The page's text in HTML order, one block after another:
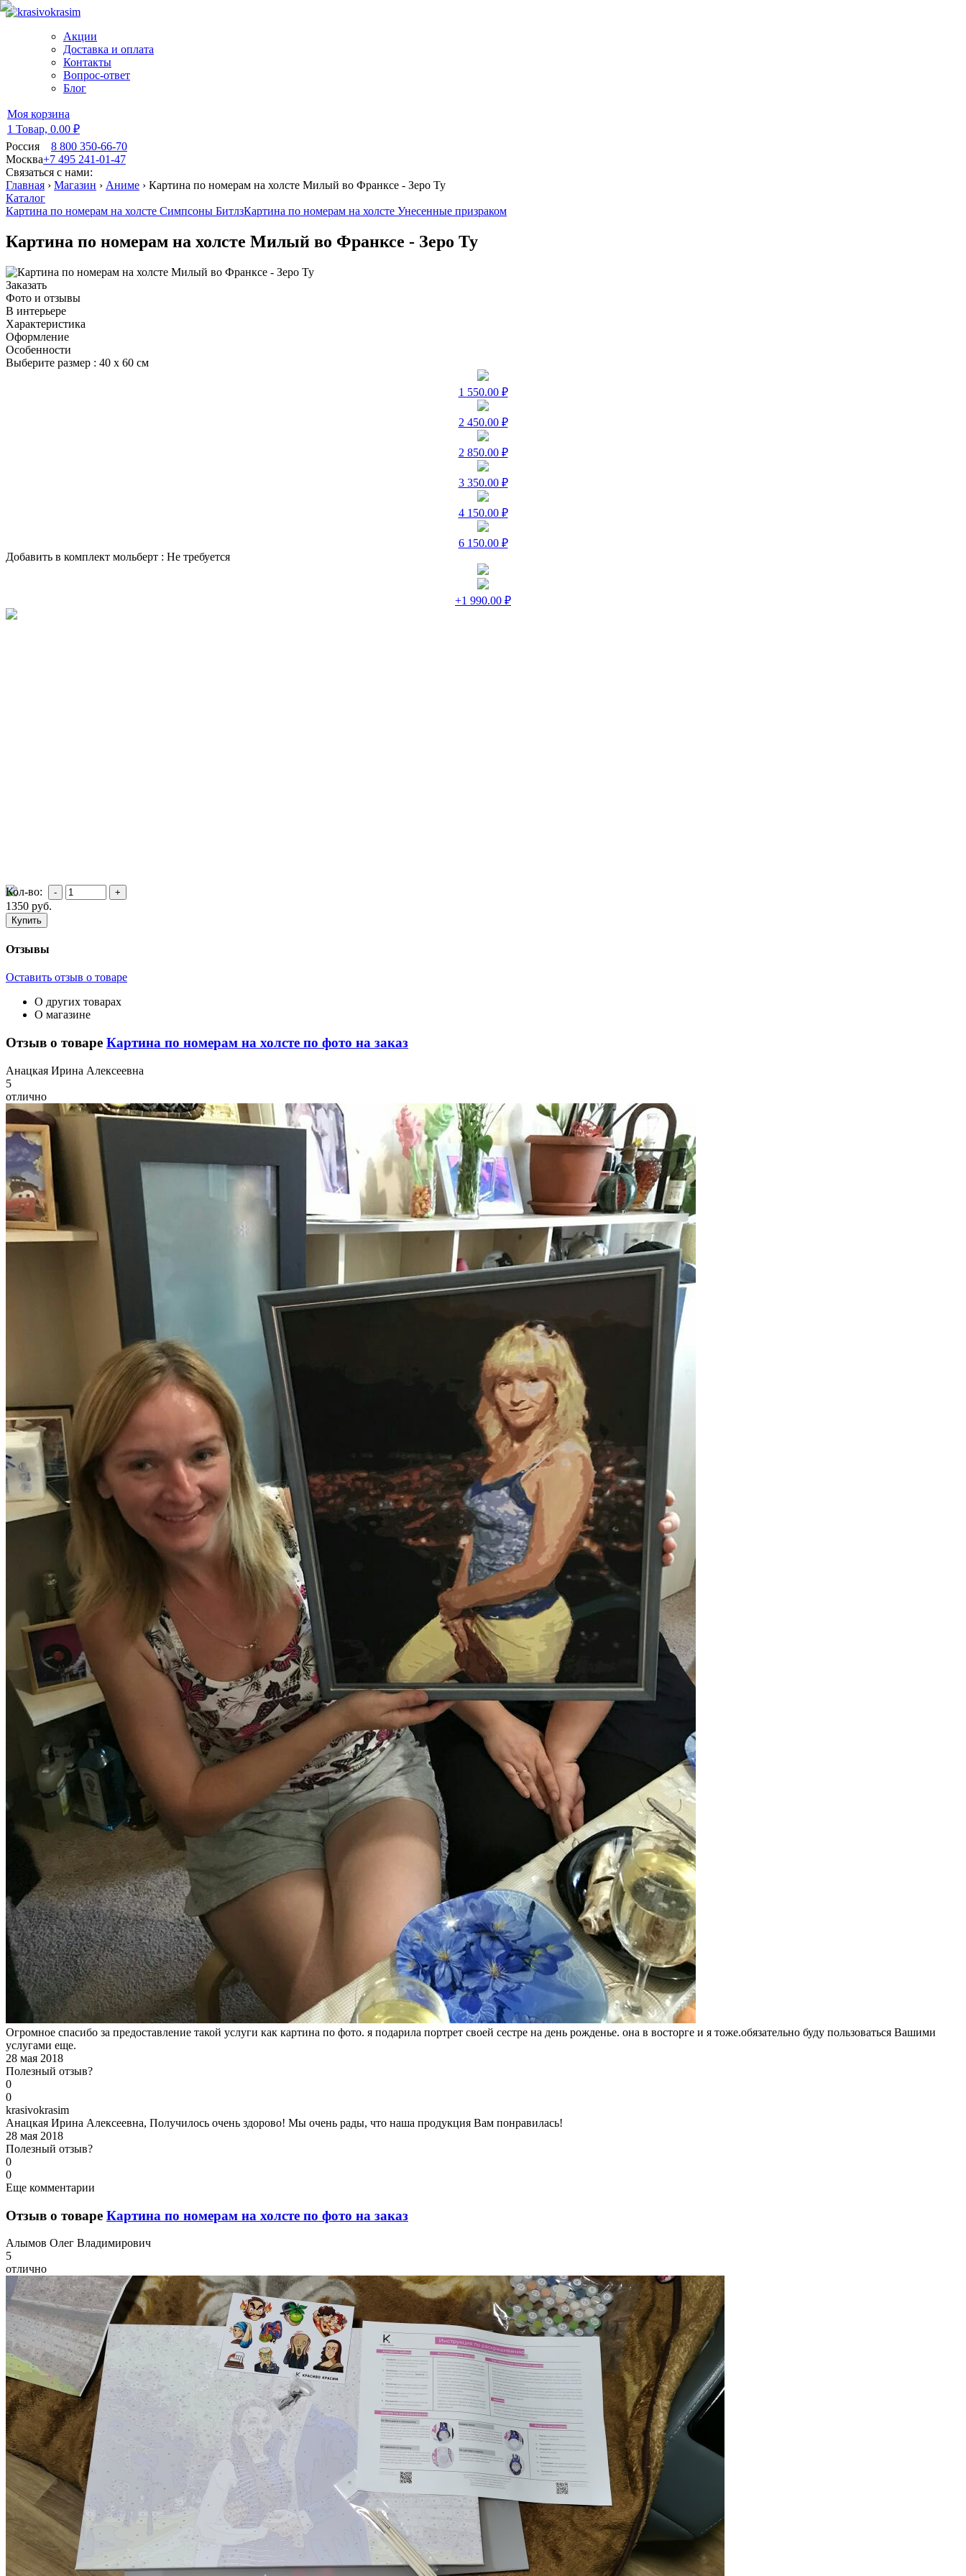
Акции
Доставка и оплата
Контакты
Вопрос-ответ
Блог
Моя корзина
1 Товар, 0.00 ₽
Россия
8 800 350-66-70
Москва+7 495 241-01-47
Связаться с нами:
Главная › Магазин › Аниме › Картина по номерам на холсте Милый во Франксе - Зеро Ту
Каталог
Картина по номерам на холсте Симпсоны БитлзКартина по номерам на холсте Унесенные призраком
Картина по номерам на холсте Милый во Франксе - Зеро Ту
Заказать
Фото и отзывы
В интерьере
Характеристика
Оформление
Особенности
Выберите размер : 40 х 60 см
1 550.00 ₽
2 450.00 ₽
2 850.00 ₽
3 350.00 ₽
4 150.00 ₽
6 150.00 ₽
Добавить в комплект мольберт : Не требуется
+1 990.00 ₽
Кол-во:
1350 руб.
Отзывы
Оставить отзыв о товаре
О других товарах
О магазине
Отзыв о товаре Картина по номерам на холсте по фото на заказ
Анацкая Ирина Алексеевна
5
отлично
Огромное спасибо за предоставление такой услуги как картина по фото. я подарила портрет своей сестре на день рожденье. она в восторге и я тоже.обязательно буду пользоваться Вашими
услугами еще.
28 мая 2018
Полезный отзыв?
0
0
krasivokrasim
Анацкая Ирина Алексеевна, Получилось очень здорово! Мы очень рады, что наша продукция Вам понравилась!
28 мая 2018
Полезный отзыв?
0
0
Еще комментарии
Отзыв о товаре Картина по номерам на холсте по фото на заказ
Алымов Олег Владимирович
5
отлично